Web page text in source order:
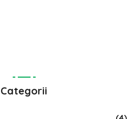
Categorii